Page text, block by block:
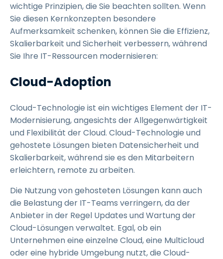
wichtige Prinzipien, die Sie beachten sollten. Wenn
Sie diesen Kernkonzepten besondere
Aufmerksamkeit schenken, können Sie die Effizienz,
Skalierbarkeit und Sicherheit verbessern, während
Sie Ihre IT-Ressourcen modernisieren:
Cloud-Adoption
Cloud-Technologie ist ein wichtiges Element der IT-
Modernisierung, angesichts der Allgegenwärtigkeit
und Flexibilität der Cloud. Cloud-Technologie und
gehostete Lösungen bieten Datensicherheit und
Skalierbarkeit, während sie es den Mitarbeitern
erleichtern, remote zu arbeiten.
Die Nutzung von gehosteten Lösungen kann auch
die Belastung der IT-Teams verringern, da der
Anbieter in der Regel Updates und Wartung der
Cloud-Lösungen verwaltet. Egal, ob ein
Unternehmen eine einzelne Cloud, eine Multicloud
oder eine hybride Umgebung nutzt, die Cloud-